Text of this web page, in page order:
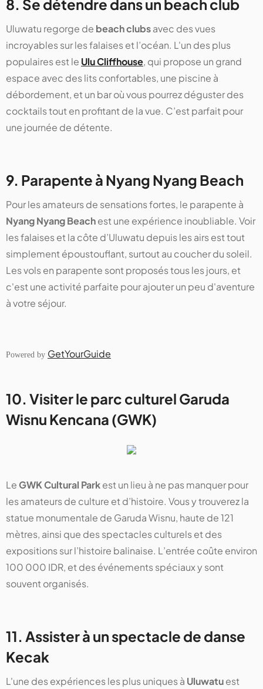
8. Se détendre dans un beach club
Uluwatu regorge de beach clubsavec des vues
incroyables sur les falaises et l’océan. L'un des plus
populaires est le Ulu Cliffhouse, qui propose un grand
espace avec des lits confortables, une piscine à
débordement, et un bar où vous pourrez déguster des
cocktails tout en profitant de la vue. C’est parfait pour
une journée de détente.
9. Parapente à Nyang Nyang Beach
Pour les amateurs de sensations fortes, le parapente à
Nyang Nyang Beachest une expérience inoubliable. Voir
les falaises et la côte d’Uluwatu depuis les airs est tout
simplement époustouflant, surtout au coucher du soleil.
Les vols en parapente sont proposés tous les jours, et
c'est une activité parfaite pour ajouter un peu d'aventure
à votre séjour.
Powered by GetYourGuide
10. Visiter le parc culturel Garuda
Wisnu Kencana (GWK)
Le GWK Cultural Parkest un lieu à ne pas manquer pour
les amateurs de culture et d’histoire. Vous y trouverez la
statue monumentale de Garuda Wisnu, haute de 121
mètres, ainsi que des spectacles culturels et des
expositions sur l’histoire balinaise. L’entrée coûte environ
100 000 IDR, et des événements spéciaux y sont
souvent organisés.
11. Assister à un spectacle de danse
Kecak
L'une des expériences les plus uniques à Uluwatuest